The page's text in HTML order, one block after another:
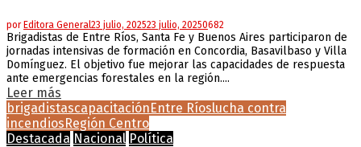
porEditora General23 julio, 202523 julio, 20250682
Brigadistas de Entre Ríos, Santa Fe y Buenos Aires participaron de
jornadas intensivas de formación en Concordia, Basavilbaso y Villa
Domínguez. El objetivo fue mejorar las capacidades de respuesta
ante emergencias forestales en la región....
Leer más
brigadistascapacitaciónEntre Ríoslucha contra
incendiosRegión Centro
Destacada Nacional Política